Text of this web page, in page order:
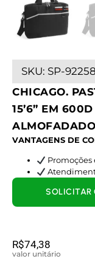
SKU: SP-92258
CHICAGO.
15’6” EM
ALMOFADADO
VANTAGENS DE
Promoções
R$74,38
valor unitário
SOLICITAR